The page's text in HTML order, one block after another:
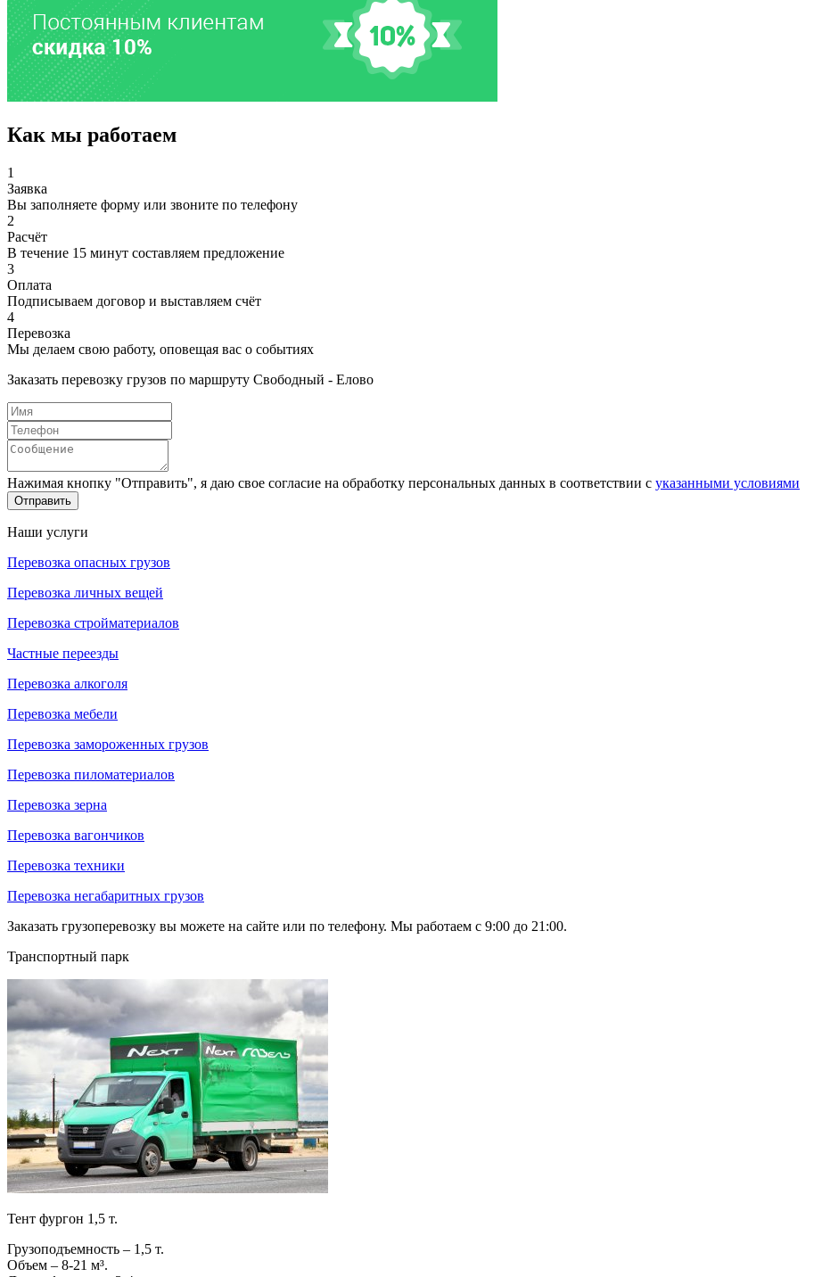
Как мы работаем
1
Заявка
Вы заполняете форму или звоните по телефону
2
Расчёт
В течение 15 минут составляем предложение
3
Оплата
Подписываем договор и выставляем счёт
4
Перевозка
Мы делаем свою работу, оповещая вас о событиях
Заказать перевозку грузов по маршруту Свободный - Елово
Нажимая кнопку "Отправить", я даю свое согласие на обработку персональных данных в соответствии с указанными условиями
Отправить
Наши услуги
Перевозка опасных грузов
Перевозка личных вещей
Перевозка стройматериалов
Частные переезды
Перевозка алкоголя
Перевозка мебели
Перевозка замороженных грузов
Перевозка пиломатериалов
Перевозка зерна
Перевозка вагончиков
Перевозка техники
Перевозка негабаритных грузов
Заказать грузоперевозку вы можете на сайте или по телефону. Мы работаем с 9:00 до 21:00.
Транспортный парк
Тент фургон 1,5 т.
Грузоподъемность – 1,5 т.
Объем – 8-21 м³.